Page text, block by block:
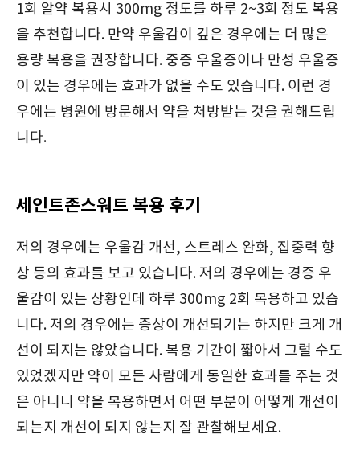
1회 알약 복용시 300mg 정도를 하루 2~3회 정도 복용
을 추천합니다. 만약 우울감이 깊은 경우에는 더 많은
용량 복용을 권장합니다. 중증 우울증이나 만성 우울증
이 있는 경우에는 효과가 없을 수도 있습니다. 이런 경
우에는 병원에 방문해서 약을 처방받는 것을 권해드립
니다.
세인트존스워트 복용 후기
저의 경우에는 우울감 개선, 스트레스 완화, 집중력 향
상 등의 효과를 보고 있습니다. 저의 경우에는 경증 우
울감이 있는 상황인데 하루 300mg 2회 복용하고 있습
니다. 저의 경우에는 증상이 개선되기는 하지만 크게 개
선이 되지는 않았습니다. 복용 기간이 짧아서 그럴 수도
있었겠지만 약이 모든 사람에게 동일한 효과를 주는 것
은 아니니 약을 복용하면서 어떤 부분이 어떻게 개선이
되는지 개선이 되지 않는지 잘 관찰해보세요.